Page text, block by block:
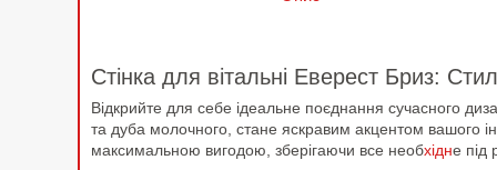
Стінка для вітальні Еверест Бриз:
Відкрийте для себе ідеальне поєднання сучасного
та дуба молочного, стане яскравим акцентом вашого
максимальною вигодою, зберігаючи все необхідне під